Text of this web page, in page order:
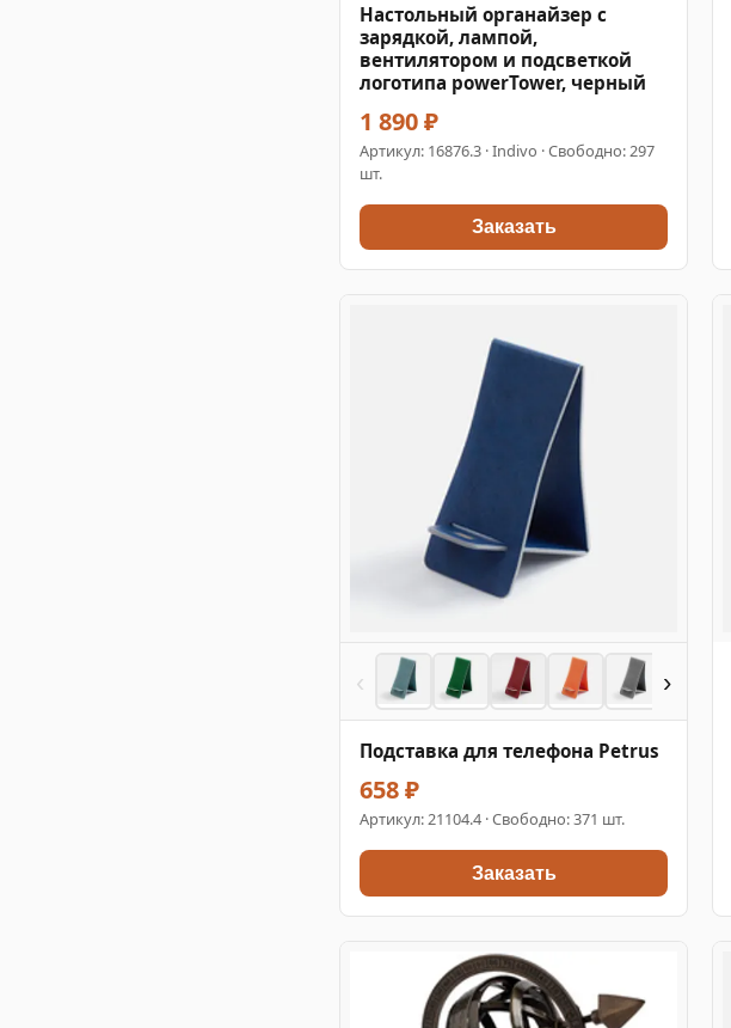
Настольный органайзер с
зарядкой, лампой,
вентилятором и подсветкой
логотипа powerTower, черный
1 890 ₽
Артикул: 16876.3 · Indivo · Свободно: 297
шт.
Заказать
‹ ›
Подставка для телефона Petrus
658 ₽
Артикул:21104.4 · Свободно: 371 шт.
Заказать